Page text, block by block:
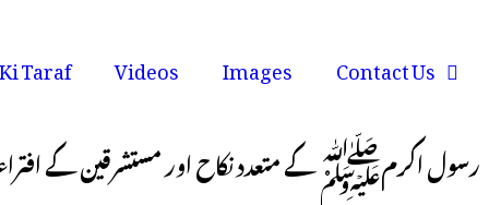
Taraf Videos Images Contact Us
رسول اکرمﷺ کے متعدد نکاح اور مستشرقین کے